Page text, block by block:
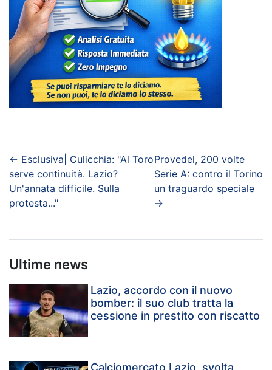
← Esclusiva| Culicchia: "Al Toro
serve continuità. Lazio?
Un'annata difficile. Sulla
protesta..."
Provedel, 200 volte
Serie A: contro il Torino
un traguardo speciale
→
Ultime news
Lazio, accordo con il nuovo
bomber: il suo club tratta la
cessione in prestito con riscatto
Calciomercato Lazio, svolta